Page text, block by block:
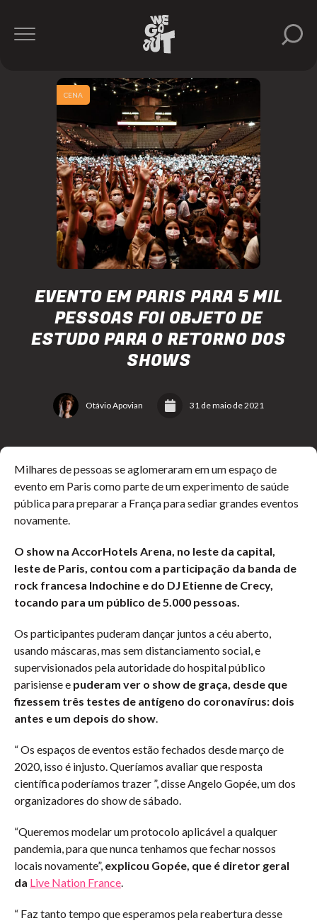
EVENTO EM PARIS PARA 5 MIL
PESSOAS FOI OBJETO DE
ESTUDO PARA O RETORNO DOS
SHOWS
Otávio Apovian 31 de maio de 2021
CENA
Milhares de pessoas se aglomeraram em um espaço de
evento em Paris como parte de um experimento de saúde
pública para preparar a França para sediar grandes eventos
novamente.
O show na AccorHotels Arena, no leste da capital,
leste de Paris, contou com a participação da banda de
rock francesa Indochine e do DJ Etienne de Crecy,
tocando para um público de 5.000 pessoas.
Os participantes puderam dançar juntos a céu aberto,
usando máscaras, mas sem distanciamento social, e
supervisionados pela autoridade do hospital público
parisiense e puderam ver o show de graça, desde que
fizessem três testes de antígeno do coronavírus: dois
antes e um depois do show.
“ Os espaços de eventos estão fechados desde março de
2020, isso é injusto. Queríamos avaliar que resposta
científica poderíamos trazer ”, disse Angelo Gopée, um dos
organizadores do show de sábado.
“Queremos modelar um protocolo aplicável a qualquer
pandemia, para que nunca tenhamos que fechar nossos
locais novamente”, explicou Gopée, que é diretor geral
da Live Nation France.
“ Faz tanto tempo que esperamos pela reabertura desse